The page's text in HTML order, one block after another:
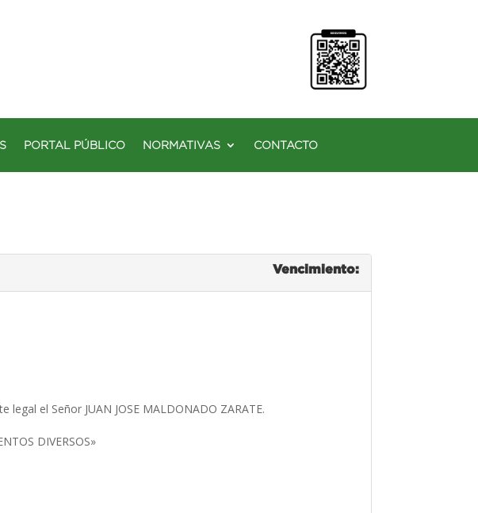
PORTAL PÚBLICO NORMATIVAS CONTACTO
Vencimiento:
legal el Señor JUAN JOSE MALDONADO ZARATE.
DIVERSOS»